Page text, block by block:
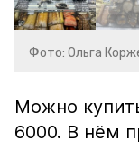
Фото: Ольга
Можно
6000. В нём